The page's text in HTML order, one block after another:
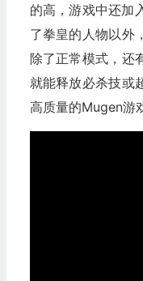
的高，游戏中还加
了拳皇的人物以外
除了正常模式，还
就能释放必杀技或
高质量的Mugen游